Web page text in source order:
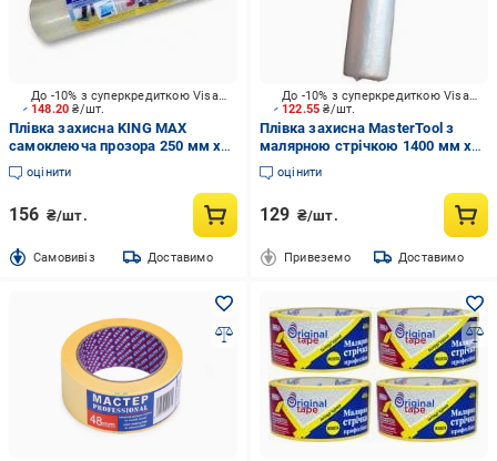
148.20₴/шт.
До -10% з суперкредиткою Visa Вигода
Плівка захисна KING MAX
самоклеюча прозора 250 мм x
25 м
оцінити
156 ₴/шт.
Cамовивіз Доставимо
122.55₴/шт.
До -10% з суперкредиткою Visa Вигода
Плівка захисна MasterTool з
малярною стрічкою 1400 мм x
20 м 79-9001
оцінити
129 ₴/шт.
Привеземо Доставимо